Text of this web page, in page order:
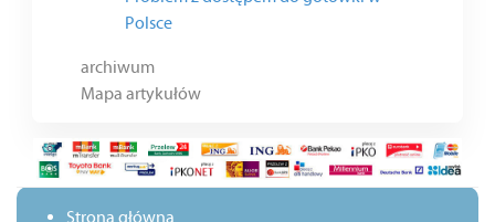
Polsce
archiwum
Mapa artykułów
Strona główna